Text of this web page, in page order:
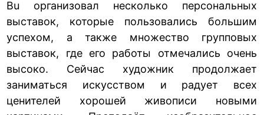
Bu организовал несколько персональных
выставок, которые пользовались большим
успехом, а также множество групповых
выставок, где его работы отмечались очень
высоко. Сейчас художник продолжает
заниматься искусством и радует всех
ценителей хорошей живописи новыми